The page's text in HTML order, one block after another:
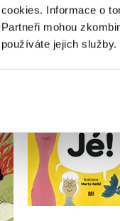
cookies. Informace o
Partneři mohou
používáte jejich služby.
Jé!
Daniela